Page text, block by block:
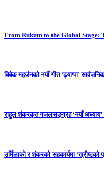
From Rukum to the Global Stage:
बिबेक महर्जनको नयाँ गीत ‘ढ्याप्पा’
राहुल शंकरकृत गजलसङ्ग्रह ‘नयाँ अध्याय’
उर्मिलाको र शंकरको सहकार्यमा ‘ख्रीष्टको